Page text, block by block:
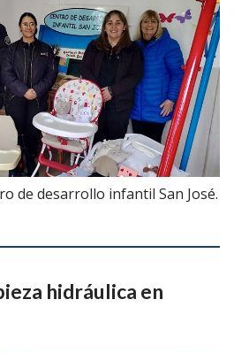
de desarrollo infantil San José.
hidráulica en